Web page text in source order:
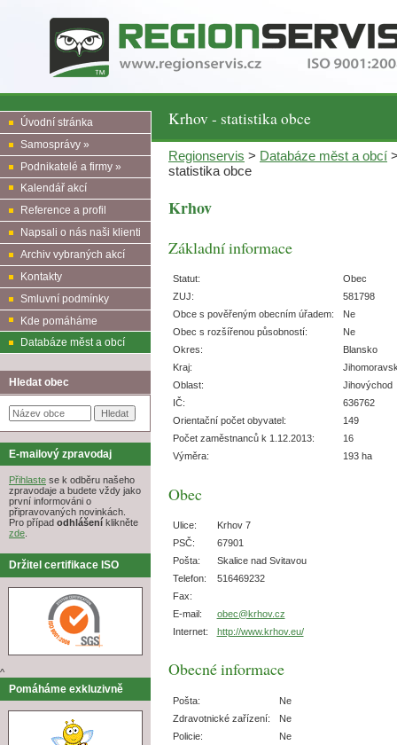
Krhov - statistika obce
Úvodní stránka
Samosprávy »
Podnikatelé a firmy »
Kalendář akcí
Reference a profil
Napsali o nás naši klienti
Archiv vybraných akcí
Kontakty
Smluvní podmínky
Kde pomáháme
Databáze měst a obcí
Hledat obec
E-mailový zpravodaj
Přihlaste se k odběru našeho
zpravodaje a budete vždy jako
první informováni o
připravovaných novinkách.
Pro případ odhlášení klikněte
zde.
Držitel certifikace ISO
^
Pomáháme exkluzivně
Regionservis > Databáze měst a obcí
statistika obce
Krhov
Základní informace
Statut:
Obec
ZUJ:
581798
Obce s pověřeným obecním úřadem:
Ne
Obec s rozšířenou působností:
Ne
Okres:
Blansko
Kraj:
Oblast:
Jihovýchod
IČ:
636762
Orientační počet obyvatel:
149
Počet zaměstnanců k 1.12.2013:
16
Výměra:
193 ha
Obec
Ulice:
Krhov 7
PSČ:
67901
Pošta:
Skalice nad Svitavou
Telefon:
516469232
Fax:
E-mail:
obec@krhov.cz
Internet:
http://www.krhov.eu/
Obecné informace
Pošta:
Ne
Zdravotnické zařízení:
Ne
Policie:
Ne